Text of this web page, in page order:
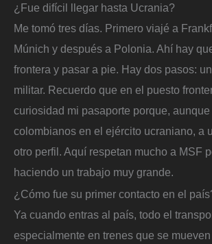
¿Fue difícil llegar hasta Ucrania?
Me tomó tres días. Primero viajé a
Múnich y después a Polonia. Ahí hay
frontera y pasar a pie. Hay dos pasos:
militar. Recuerdo que en el puesto
curiosidad mi pasaporte porque,
colombianos en el ejército ucraniano, a
otro perfil. Aquí respetan mucho a MSF
haciendo un trabajo muy grande.
¿Cómo fue su primer contacto en el
Ya cuando entras al país, todo el
especialmente en trenes que se